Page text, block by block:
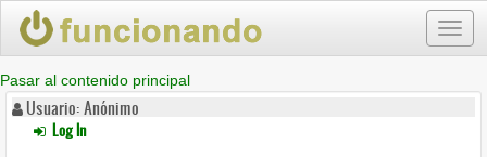
Pasar al contenido principal
Usuario: Anónimo
Log In